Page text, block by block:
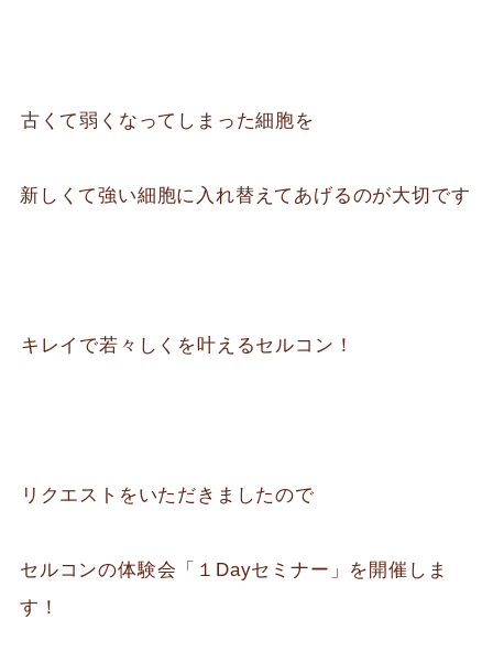
⁡古くて弱くなってしまった細胞を
新しくて強い細胞に入れ替えてあげるのが大切です
⁡キレイで若々しくを叶えるセルコン！
⁡リクエストをいただきましたので
セルコンの体験会「１Dayセミナー」を開催しま
す！